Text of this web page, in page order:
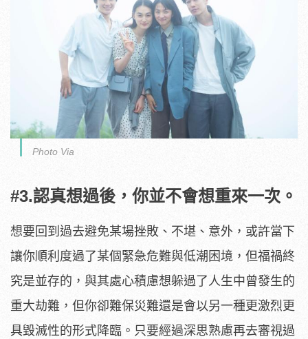
Photo Via
#3.認真想過後，你並不會想重來一次。
想要回到過去避免某場挫敗、不堪、意外，或許當下
讓你順利度過了某個緊急危難與低潮困境，但福禍終
究是並存的，與其處心積慮想躲過了人生中曾發生的
重大劫難，但你卻難保災難還是會以另一種更激烈更
具毀滅性的形式降臨。只要經過深思熟慮再去審視過